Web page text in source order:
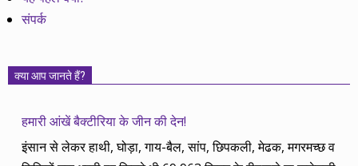
संपर्क
क्या आप जानते हैं?
हमारी आंखें बैक्टीरिया के जीन की देन!
इंसान से लेकर हाथी, घोड़ा, गाय-बैल, सांप, छिपकली, मेढक, मगरमच्छ व